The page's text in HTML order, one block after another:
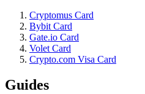
Cryptomus Card
Bybit Card
Gate.io Card
Volet Card
Crypto.com Visa Card
Guides